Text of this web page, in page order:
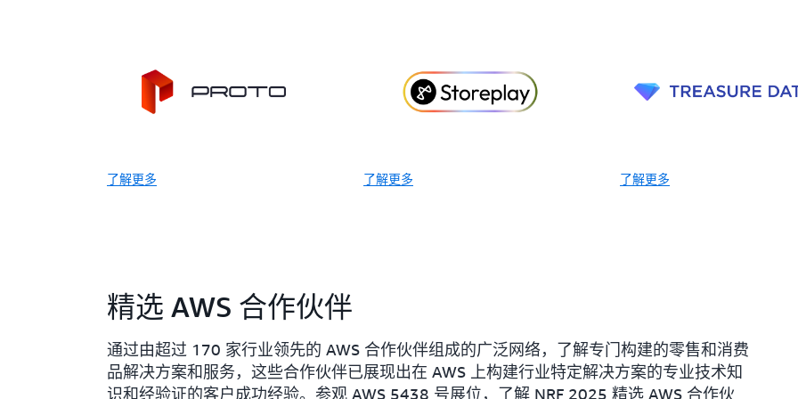
了解更多 了解更多 了解更多
精选 AWS 合作伙伴
通过由超过 170 家行业领先的 AWS 合作伙伴组成的广泛网络，了解专门构建的零售和消费
品解决方案和服务，这些合作伙伴已展现出在 AWS 上构建行业特定解决方案的专业技术知
识和经验证的客户成功经验。参观 AWS 5438 号展位，了解 NRF 2025 精选 AWS 合作伙